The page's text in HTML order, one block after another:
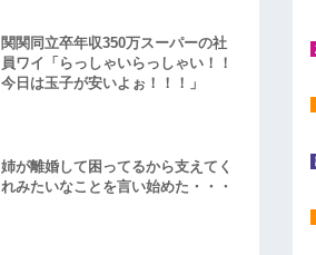
関関同立卒年収350万スーパーの社
員ワイ「らっしゃいらっしゃい！！
今日は玉子が安いよぉ！！！」
姉が離婚して困ってるから支えてく
れみたいなことを言い始めた・・・